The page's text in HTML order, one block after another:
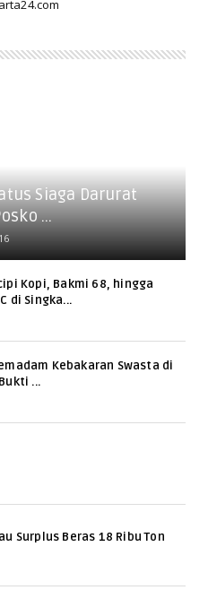
Siaga Darurat
...
Kopi, Bakmi 68, hingga
di Singka...
Kebakaran Swasta di
...
Surplus Beras 18 Ribu Ton